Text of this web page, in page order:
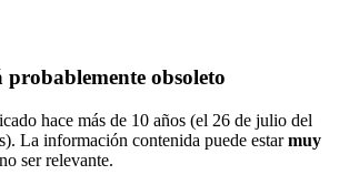
probablemente obsoleto
hace más de 10 años (el 26 de julio del
La información contenida puede estarmuy
ser relevante.